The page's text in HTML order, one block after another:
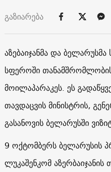
გაზიარება
აზებაიჯანმა და
სფეროში
მოილაპარაკეს. ეს
თავდაცვის მინისტრის,
გასანოვის ბელარუსში
9 ოქტომბერს ბელარუსის
ლუკაშენკომ